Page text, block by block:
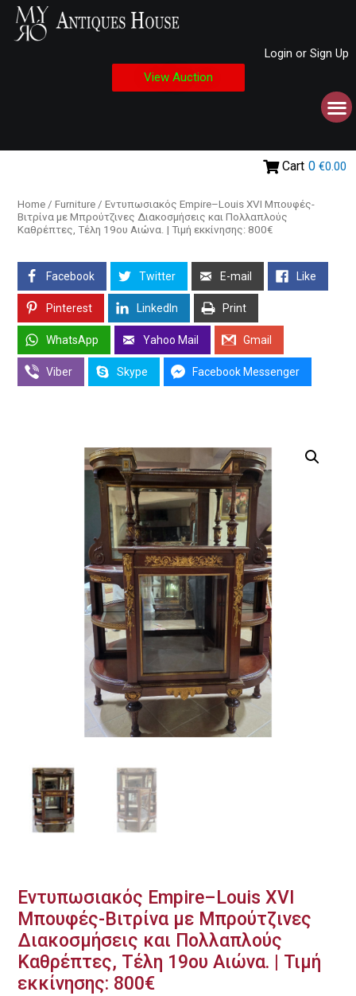
Login or Sign Up
View Auction
Cart 0 €0.00
Home / Furniture / Εντυπωσιακός Empire–Louis XVI Μπουφές-
Βιτρίνα με Μπρούτζινες Διακοσμήσεις και Πολλαπλούς
Καθρέπτες, Τέλη 19ου Αιώνα. | Τιμή εκκίνησης: 800€
Facebook Twitter E-mail Like
Pinterest LinkedIn Print
WhatsApp Yahoo Mail Gmail
Viber Skype Facebook Messenger
Εντυπωσιακός Empire–Louis XVI
Μπουφές-Βιτρίνα με Μπρούτζινες
Διακοσμήσεις και Πολλαπλούς
Καθρέπτες, Τέλη 19ου Αιώνα. | Τιμή
εκκίνησης: 800€